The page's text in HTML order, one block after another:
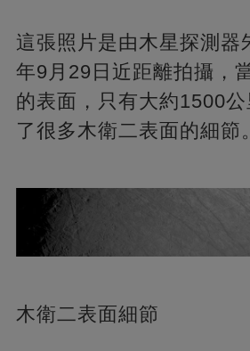
這張照片是由木星探測器
年9月29日近距離拍攝，
的表面，只有大約1500
了很多木衛二表面的細節。
木衛二表面細節